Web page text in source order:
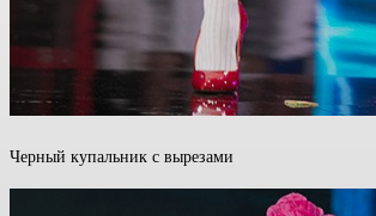
Черный купальник с вырезами